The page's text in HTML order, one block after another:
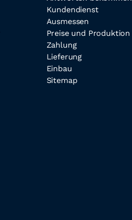
Kundendienst
Ausmessen
Preise und Produktion
Zahlung
Lieferung
Einbau
Sitemap